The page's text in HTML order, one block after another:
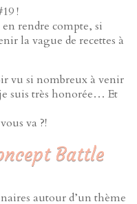
!
rendre compte, si
la vague de recettes à
vu si nombreux à venir
suis très honorée… Et
va ?!
Battle
autour d’un thème